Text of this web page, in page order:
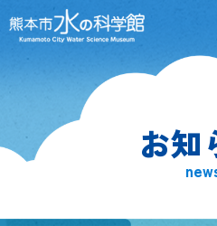
熊本市水の
お知